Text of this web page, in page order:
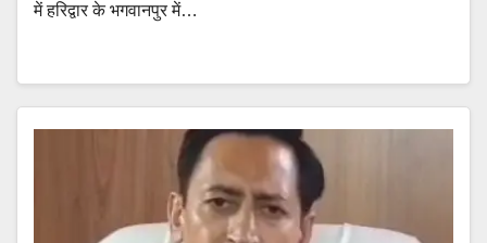
में हरिद्वार के भगवानपुर में…